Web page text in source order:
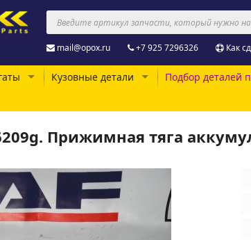
mail@opox.ru +7 925 7296326 Как
Кузовные детали Подбор деталей
Прижимная тяга